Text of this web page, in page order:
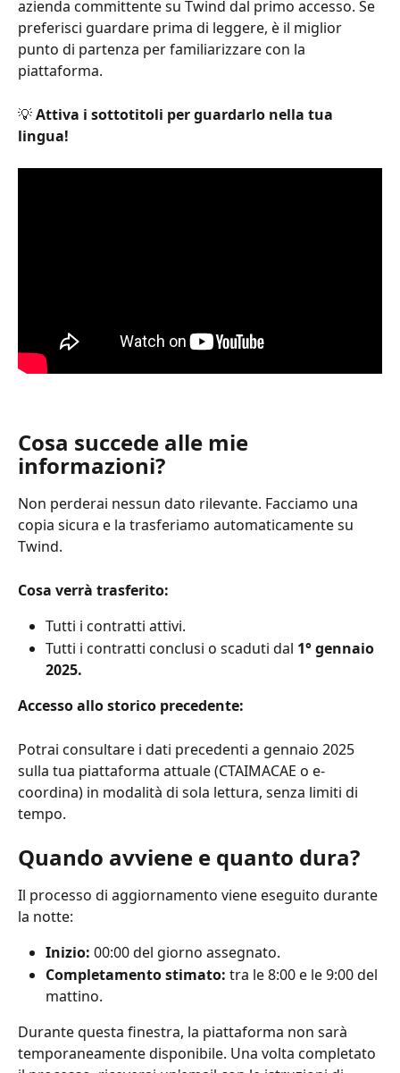
azienda committente su Twind dal primo accesso. Se
preferisci guardare prima di leggere, è il miglior
punto di partenza per familiarizzare con la
piattaforma.
💡 Attiva i sottotitoli per guardarlo nella tua
lingua!
Cosa succede alle mie
informazioni?
Non perderai nessun dato rilevante. Facciamo una
copia sicura e la trasferiamo automaticamente su
Twind.
Cosa verrà trasferito:
Tutti i contratti attivi.
Tutti i contratti conclusi o scaduti dal 1° gennaio
2025.
Accesso allo storico precedente:
Potrai consultare i dati precedenti a gennaio 2025
sulla tua piattaforma attuale (CTAIMACAE o e-
coordina) in modalità di sola lettura, senza limiti di
tempo.
Quando avviene e quanto dura?
Il processo di aggiornamento viene eseguito durante
la notte:
Inizio: 00:00 del giorno assegnato.
Completamento stimato: tra le 8:00 e le 9:00 del
mattino.
Durante questa finestra, la piattaforma non sarà
temporaneamente disponibile. Una volta completato